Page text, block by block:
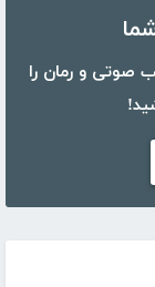
از ۵۰،۰۰۰ کتاب، کتاب صوتی و رمان را